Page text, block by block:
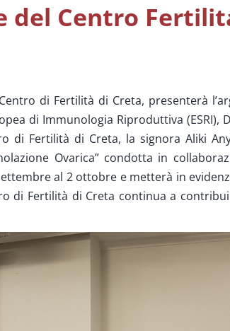
del Centro
di Fertilità di Creta, presenterà
di Immunologia Riproduttiva (ESRI),
di Fertilità di Creta, la signora Aliki
Ovarica” condotta in
al 2 ottobre e metterà in
di Fertilità di Creta continua a